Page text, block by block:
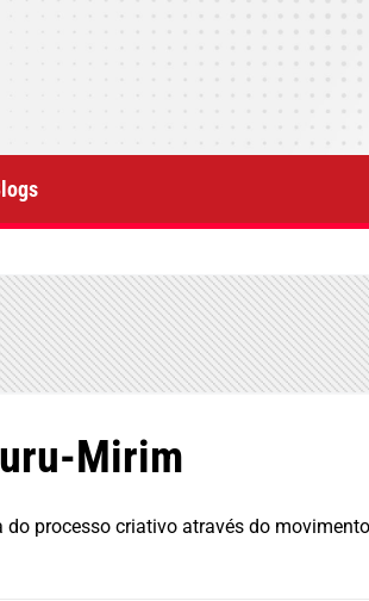
Mirim
processo criativo através do